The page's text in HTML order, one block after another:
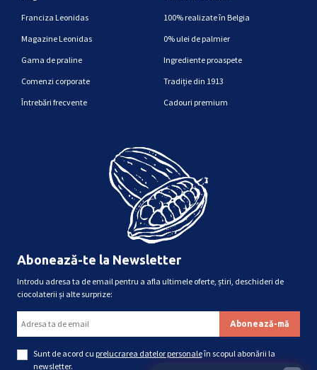
Franciza Leonidas
Magazine Leonidas
Gama de praline
Comenzi corporate
Întrebări frecvente
100% realizate în Belgia
0% ulei de palmier
Ingrediente proaspete
Tradiție din 1913
Cadouri premium
Abonează-te la Newsletter
Introdu adresa ta de email pentru a afla ultimele oferte, știri, deschideri de
ciocolaterii și alte surprize:
Sunt de acord cu prelucrarea datelor personaleîn scopul abonării la
newsletter.